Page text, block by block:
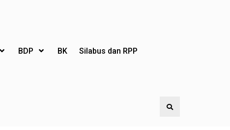
BDP BK Silabus dan RPP
Search